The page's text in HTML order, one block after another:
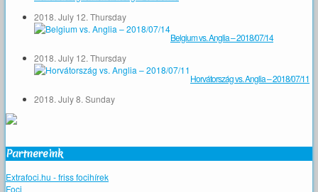
2018. July 12. Thursday
Belgium vs. Anglia – 2018/07/14
2018. July 12. Thursday
Horvátország vs. Anglia – 2018/07/11
2018. July 8. Sunday
Partnereink
Extrafoci.hu - friss focihírek
Foci